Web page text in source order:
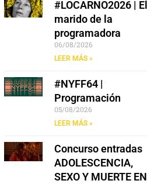
#LOCARNO2026 | El
marido de la
programadora
06/08/2026
LEER MÁS »
#NYFF64 |
Programación
05/08/2026
LEER MÁS »
Concurso entradas
ADOLESCENCIA,
SEXO Y MUERTE EN